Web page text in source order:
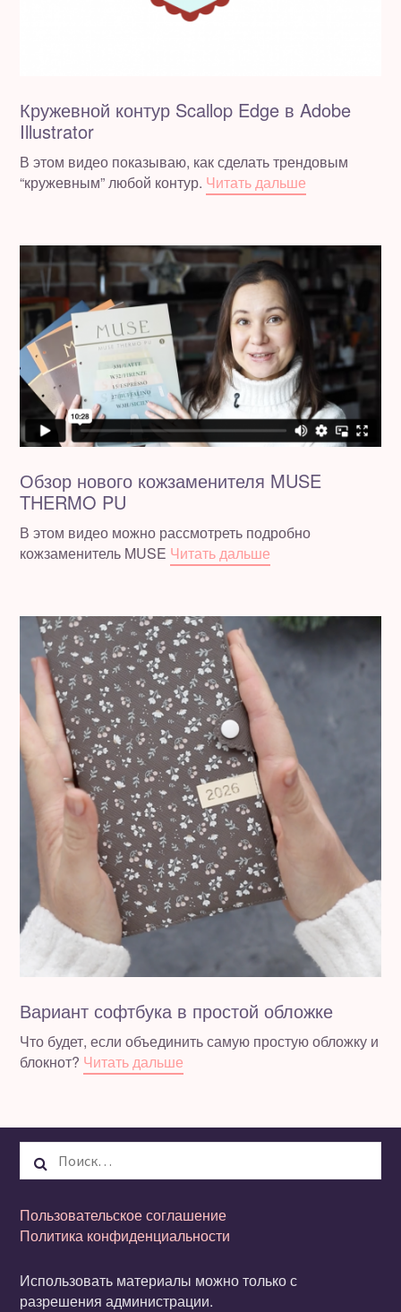
Кружевной контур Scallop Edge в Adobe
Illustrator
В этом видео показываю, как сделать трендовым
“кружевным” любой контур. Читать дальше
Обзор нового кожзаменителя MUSE
THERMO PU
В этом видео можно рассмотреть подробно
кожзаменитель MUSE Читать дальше
Вариант софтбука в простой обложке
Что будет, если объединить самую простую обложку и
блокнот? Читать дальше
Найти:
Пользовательское соглашение
Политика конфиденциальности
Использовать материалы можно только с
разрешения администрации.